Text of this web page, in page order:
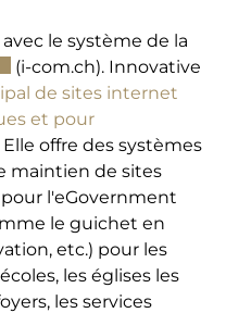
le système de la
lien externe va ouvrir
(i-com.ch). Innovative
de sites internet
et pour
lien externe va ouvrir
Elle offre des systèmes
maintien de sites
l'eGovernment
le guichet en
etc.) pour les
les églises les
les services